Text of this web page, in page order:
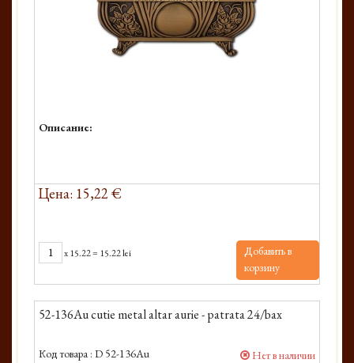
Описание:
Цена: 15,22 €
x15.22= 15.22 lei
Добавить в
корзину
52-136Au cutie metal altar aurie - patrata 24/bax
Код товара : D 52-136Au Нет в наличии